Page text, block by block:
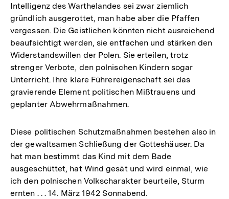
Intelligenz des Warthelandes sei zwar ziemlich
gründlich ausgerottet, man habe aber die Pfaffen
vergessen. Die Geistlichen könnten nicht ausreichend
beaufsichtigt werden, sie entfachen und stärken den
Widerstandswillen der Polen. Sie erteilen, trotz
strenger Verbote, den polnischen Kindern sogar
Unterricht. Ihre klare Führereigenschaft sei das
gravierende Element politischen Mißtrauens und
geplanter Abwehrmaßnahmen.
Diese politischen Schutzmaßnahmen bestehen also in
der gewaltsamen Schließung der Gotteshäuser. Da
hat man bestimmt das Kind mit dem Bade
ausgeschüttet, hat Wind gesät und wird einmal, wie
ich den polnischen Volkscharakter beurteile, Sturm
ernten . . . 14. März 1942 Sonnabend.